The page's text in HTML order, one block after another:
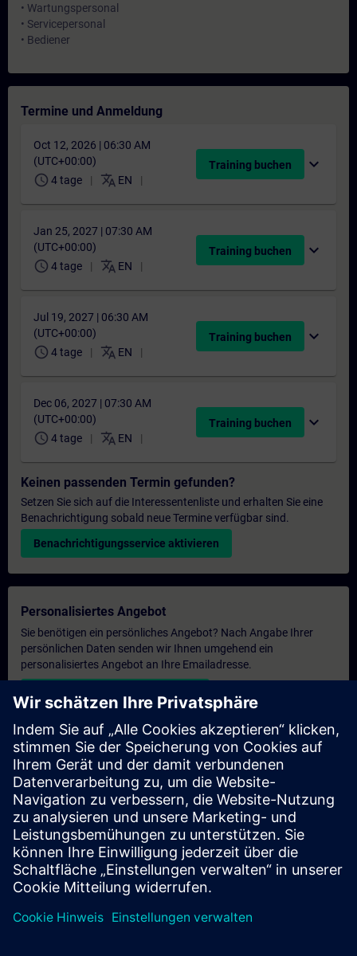
• Wartungspersonal
• Servicepersonal
• Bediener
Termine und Anmeldung
Oct 12, 2026 | 06:30 AM
(UTC+00:00)
schedule 4 tage translate EN
Training buchen expand_more
Jan 25, 2027 | 07:30 AM
(UTC+00:00)
schedule 4 tage translate EN
Training buchen expand_more
Jul 19, 2027 | 06:30 AM
(UTC+00:00)
schedule 4 tage translate EN
Training buchen expand_more
Dec 06, 2027 | 07:30 AM
(UTC+00:00)
schedule 4 tage translate EN
Training buchen expand_more
Keinen passenden Termin gefunden?
Setzen Sie sich auf die Interessentenliste und erhalten Sie eine
Benachrichtigung sobald neue Termine verfügbar sind.
Benachrichtigungsservice aktivieren
Personalisiertes Angebot
Sie benötigen ein persönliches Angebot? Nach Angabe Ihrer
persönlichen Daten senden wir Ihnen umgehend ein
personalisiertes Angebot an Ihre Emailadresse.
Persönliches Angebot zusenden
Anfrage Exklusivtraining
Haben Sie Bedarf an einem höheren Schulungsangebot und
brauchen ein exklusives Training – entweder vor Ort bei Ihnen,
virtuell oder in einem SITRAIN Trainingscenter? Nachdem Sie
uns Ihre persönlichen Daten und Ihren Trainingsbedarf
übermittelt haben, bekommen Sie von uns ein Angebot für eine
exklusive Schulung.
Exklusives Angebot anfragen